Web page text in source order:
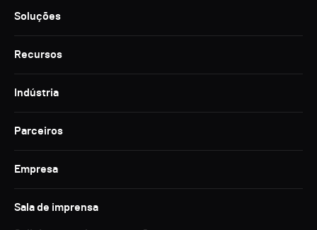
Soluções
Recursos
Indústria
Parceiros
Empresa
Sala de imprensa